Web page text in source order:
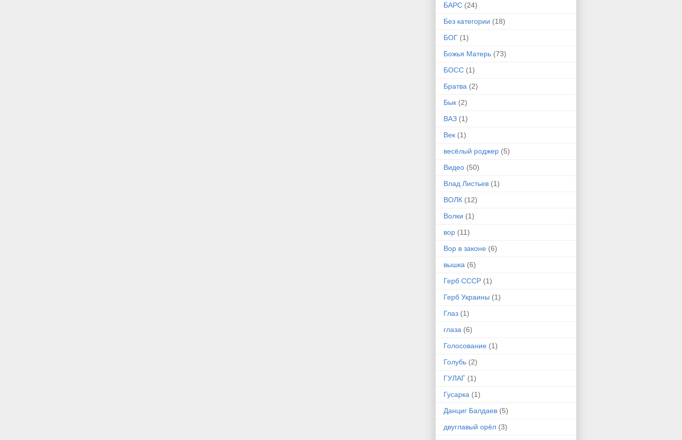
БАРС (24)
Без категории (18)
БОГ (1)
Божья Матерь (73)
БОСС (1)
Братва (2)
Бык (2)
ВАЗ (1)
Век (1)
весёлый роджер (5)
Видео (50)
Влад Листьев (1)
ВОЛК (12)
Волки (1)
вор (11)
Вор в законе (6)
вышка (6)
Герб СССР (1)
Герб Украины (1)
Глаз (1)
глаза (6)
Голосование (1)
Голубь (2)
ГУЛАГ (1)
Гусарка (1)
Данциг Балдаев (5)
двуглавый орёл (3)